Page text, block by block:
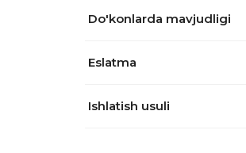
Do'konlarda mavjudligi
Eslatma
Ishlatish usuli